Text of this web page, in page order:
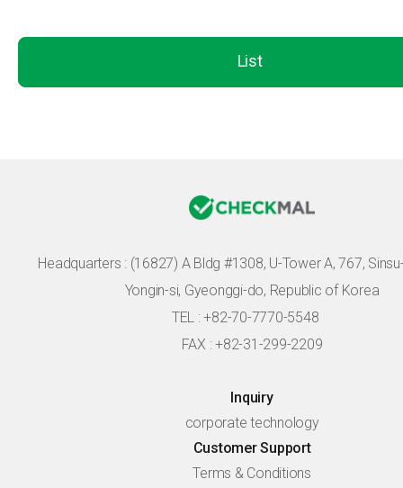
List
Headquarters : (16827) A Bldg #1308, U-Tower A, 767,
Yongin-si, Gyeonggi-do, Republic of Korea
TEL : +82-70-7770-5548
FAX : +82-31-299-2209
Inquiry
corporate technology
Customer Support
Terms & Conditions